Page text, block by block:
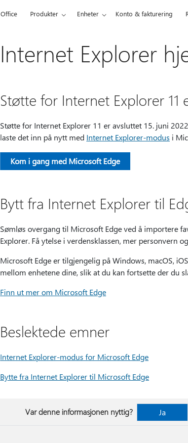
Office Produkter Enheter Konto & fakturering
Internet Explorer
Støtte for Internet Explorer 11
Støtte for Internet Explorer 11 er avsluttet 15. juni
laste det inn på nytt med Internet Explorer-modus i
Kom i gang med Microsoft Edge
Bytt fra Internet Explorer til
Sømløs overgang til Microsoft Edge ved å importere
Explorer. Få ytelse i verdensklassen, mer personvern
Microsoft Edge er tilgjengelig på Windows, macOS,
mellom enhetene dine, slik at du kan fortsette der du
Finn ut mer om Microsoft Edge
Beslektede emner
Internet Explorer-modus for Microsoft Edge
Bytte fra Internet Explorer til Microsoft Edge
Var denne informasjonen nyttig? Ja